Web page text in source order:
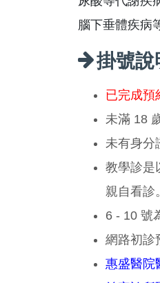
腦下垂體疾病
掛號說
已完成預
未滿 18
未有身分
教學診是
親自看診。
6 - 10 號
網路初診
惠盛醫院